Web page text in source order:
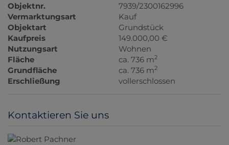
Objektnr.
7939/2300162996
Vermarktungsart
Kauf
Objektart
Grundstück
Kaufpreis
149.000,00 €
Nutzungsart
Wohnen
Fläche
ca. 736 m2
Grundfläche ca. 736 m2
Erschließung vollerschlossen
Kontaktieren Sie uns